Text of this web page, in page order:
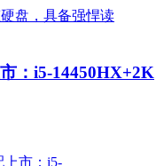
：i5-14450HX+2K